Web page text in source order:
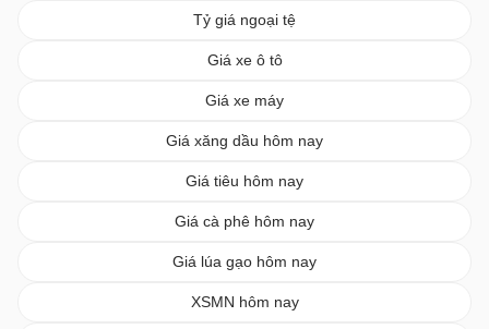
Tỷ giá ngoại tệ
Giá xe ô tô
Giá xe máy
Giá xăng dầu hôm nay
Giá tiêu hôm nay
Giá cà phê hôm nay
Giá lúa gạo hôm nay
XSMN hôm nay